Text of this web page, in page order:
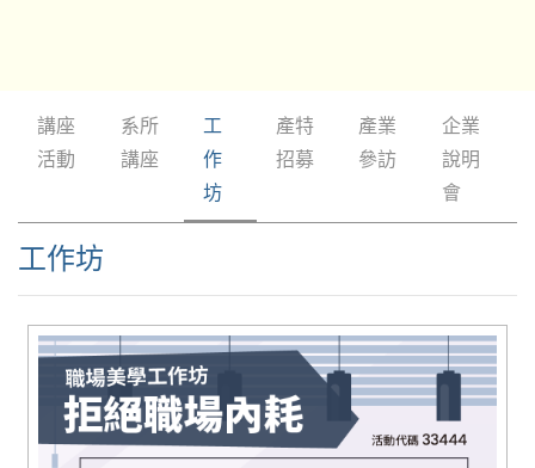
講座
活動
系所
講座
工
作
坊
產特
招募
產業
參訪
企業
說明
會
工作坊